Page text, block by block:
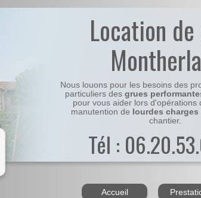
Location
Nous louons pour les besoins des
particuliers des grues
pour vous aider lors d'opérations
manutention de lourdes charges
chantier.
Tél :
Accueil